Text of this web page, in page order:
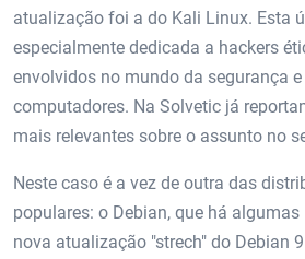
atualização foi a do Kali Linux. Esta
especialmente dedicada a hackers
envolvidos no mundo da segurança
computadores. Na Solvetic já
mais relevantes sobre o assunto no
Neste caso é a vez de outra das
populares: o Debian, que há
nova atualização "strech" do Debian